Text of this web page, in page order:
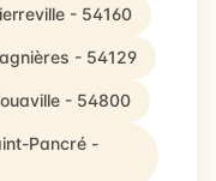
- 54160
- 54129
- 54800
Pancré -